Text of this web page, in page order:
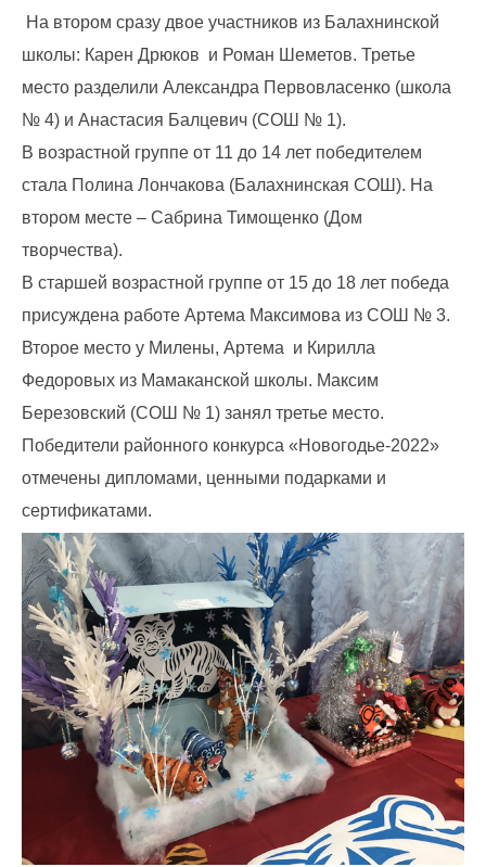
На втором сразу двое участников из Балахнинской
школы: Карен Дрюков и Роман Шеметов. Третье
место разделили Александра Первовласенко (школа
№ 4) и Анастасия Балцевич (СОШ № 1).
В возрастной группе от 11 до 14 лет победителем
стала Полина Лончакова (Балахнинская СОШ). На
втором месте – Сабрина Тимощенко (Дом
творчества).
В старшей возрастной группе от 15 до 18 лет победа
присуждена работе Артема Максимова из СОШ № 3.
Второе место у Милены, Артема и Кирилла
Федоровых из Мамаканской школы. Максим
Березовский (СОШ № 1) занял третье место.
Победители районного конкурса «Новогодье-2022»
отмечены дипломами, ценными подарками и
сертификатами.